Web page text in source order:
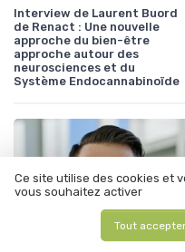
Interview de Laurent Buord
de Renact : Une nouvelle
approche du bien-être
approche autour des
neurosciences et du
Système Endocannabinoïde
Ce site utilise des cookies et
vous souhaitez activer
Tout